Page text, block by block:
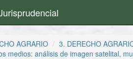
AGRARIO 3. DERECHO
medios: análisis de imagen satelital,